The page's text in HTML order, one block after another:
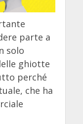
parte a
solo
ghiotte
perché
che ha